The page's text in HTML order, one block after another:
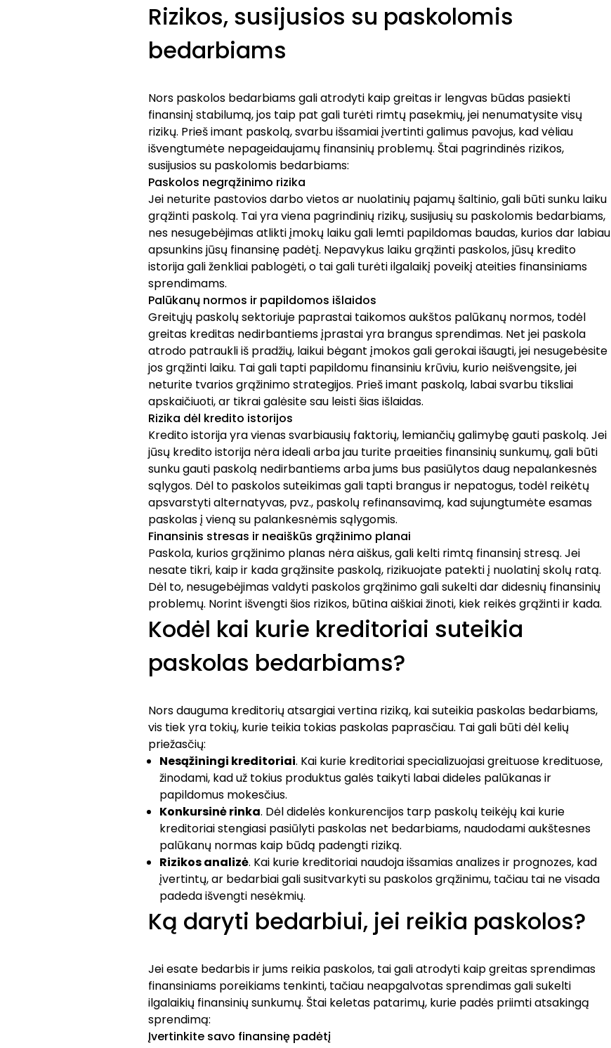
Rizikos, susijusios su paskolomis
bedarbiams
Nors paskolos bedarbiams gali atrodyti kaip greitas ir lengvas būdas pasiekti
finansinį stabilumą, jos taip pat gali turėti rimtų pasekmių, jei nenumatysite visų
rizikų. Prieš imant paskolą, svarbu išsamiai įvertinti galimus pavojus, kad vėliau
išvengtumėte nepageidaujamų finansinių problemų. Štai pagrindinės rizikos,
susijusios su paskolomis bedarbiams:
Paskolos negrąžinimo rizika
Jei neturite pastovios darbo vietos ar nuolatinių pajamų šaltinio, gali būti sunku laiku
grąžinti paskolą. Tai yra viena pagrindinių rizikų, susijusių su paskolomis bedarbiams,
nes nesugebėjimas atlikti įmokų laiku gali lemti papildomas baudas, kurios dar labiau
apsunkins jūsų finansinę padėtį. Nepavykus laiku grąžinti paskolos, jūsų kredito
istorija gali ženkliai pablogėti, o tai gali turėti ilgalaikį poveikį ateities finansiniams
sprendimams.
Palūkanų normos ir papildomos išlaidos
Greitųjų paskolų sektoriuje paprastai taikomos aukštos palūkanų normos, todėl
greitas kreditas nedirbantiems įprastai yra brangus sprendimas. Net jei paskola
atrodo patraukli iš pradžių, laikui bėgant įmokos gali gerokai išaugti, jei nesugebėsite
jos grąžinti laiku. Tai gali tapti papildomu finansiniu krūviu, kurio neišvengsite, jei
neturite tvarios grąžinimo strategijos. Prieš imant paskolą, labai svarbu tiksliai
apskaičiuoti, ar tikrai galėsite sau leisti šias išlaidas.
Rizika dėl kredito istorijos
Kredito istorija yra vienas svarbiausių faktorių, lemiančių galimybę gauti paskolą. Jei
jūsų kredito istorija nėra ideali arba jau turite praeities finansinių sunkumų, gali būti
sunku gauti paskolą nedirbantiems arba jums bus pasiūlytos daug nepalankesnės
sąlygos. Dėl to paskolos suteikimas gali tapti brangus ir nepatogus, todėl reikėtų
apsvarstyti alternatyvas, pvz., paskolų refinansavimą, kad sujungtumėte esamas
paskolas į vieną su palankesnėmis sąlygomis.
Finansinis stresas ir neaiškūs grąžinimo planai
Paskola, kurios grąžinimo planas nėra aiškus, gali kelti rimtą finansinį stresą. Jei
nesate tikri, kaip ir kada grąžinsite paskolą, rizikuojate patekti į nuolatinį skolų ratą.
Dėl to, nesugebėjimas valdyti paskolos grąžinimo gali sukelti dar didesnių finansinių
problemų. Norint išvengti šios rizikos, būtina aiškiai žinoti, kiek reikės grąžinti ir kada.
Kodėl kai kurie kreditoriai suteikia
paskolas bedarbiams?
Nors dauguma kreditorių atsargiai vertina riziką, kai suteikia paskolas bedarbiams,
vis tiek yra tokių, kurie teikia tokias paskolas paprasčiau. Tai gali būti dėl kelių
priežasčių:
Nesąžiningi kreditoriai. Kai kurie kreditoriai specializuojasi greituose kredituose,
žinodami, kad už tokius produktus galės taikyti labai dideles palūkanas ir
papildomus mokesčius.
Konkursinė rinka. Dėl didelės konkurencijos tarp paskolų teikėjų kai kurie
kreditoriai stengiasi pasiūlyti paskolas net bedarbiams, naudodami aukštesnes
palūkanų normas kaip būdą padengti riziką.
Rizikos analizė. Kai kurie kreditoriai naudoja išsamias analizes ir prognozes, kad
įvertintų, ar bedarbiai gali susitvarkyti su paskolos grąžinimu, tačiau tai ne visada
padeda išvengti nesėkmių.
Ką daryti bedarbiui, jei reikia paskolos?
Jei esate bedarbis ir jums reikia paskolos, tai gali atrodyti kaip greitas sprendimas
finansiniams poreikiams tenkinti, tačiau neapgalvotas sprendimas gali sukelti
ilgalaikių finansinių sunkumų. Štai keletas patarimų, kurie padės priimti atsakingą
sprendimą:
Įvertinkite savo finansinę padėtį